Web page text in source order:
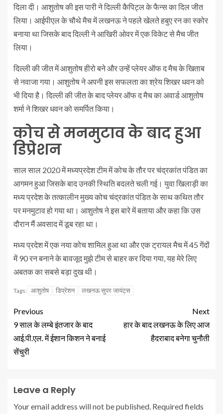
दिला दी। आशुतोष की इस पारी ने दिल्ली कैपिट्ल के फैन्स का दिल जीत
लिया। आईपीएल के चौथे मैच में लखनऊ ने पहले खेलते हबुए रन का स्कोर
बनाया था जिसके बाद दिल्ली ने आखिरी ओवर में एक विकेट से मैच जीत
लिया।
दिल्ली की जीत में आशुतोष हीरो बने और उन्हें प्लेयर ऑफ द मैच के खिताब
से नवाजा गया। आशुतोष ने अपनी इस सफलता का श्रेय शिखर धवन को
भी दिया है। दिल्ली की जीत के बाद प्लेयर ऑफ द मैच का अवार्ड आशुतोष
शर्मा ने शिखर धवन को समर्पित किया।
कोच से मनमुटाव के बाद हुआ
डिप्रेशन
साल साल 2020 में मध्यप्रदेश टीम में कोच के तौर पर चंद्रकांत पंडित का
आगमन हुआ जिसके बाद उनकी स्थिति बदलते चली गई। युवा खिलाड़ी का
मध्य प्रदेश के तत्कालीन मुख्य कोच चंद्रकांत पंडित के साथ कथित तौर
पर मनमुटाव हो गया था। आशुतोष ने इस बारे में बताया और कहा कि उस
दौरान मैं अवसाद में डूब रहा था।
मध्य प्रदेश में एक नया कोच शामिल हुआ था और एक ट्रायल मैच में 45 गेंदों
में 90 रन बनाने के बावजूद मुझे टीम से बाहर कर दिया गया, यह मेरे लिए
अबतक का सबसे बड़ा दुख थी।
Tags: आशुतोष डिप्रेशन लखनऊ सुपर जायंट्स
Previous
9 साल के लम्बे इंतजार के बाद
आई.पी.एल. में ईशान किशन ने बनाई
सेंचुरी
Next
हार के बाद लखनऊ के लिए आज
हैदराबाद बनेगा चुनौती
Leave a Reply
Your email address will not be published. Required fields